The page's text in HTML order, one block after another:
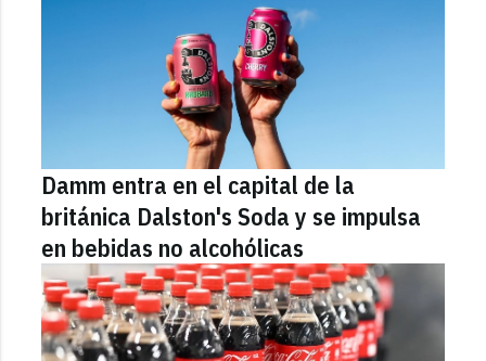
Damm entra en el capital de la
británica Dalston's Soda y se impulsa
en bebidas no alcohólicas